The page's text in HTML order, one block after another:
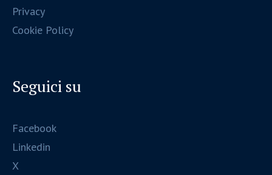
Privacy
Cookie Policy
Seguici su
Facebook
Linkedin
X